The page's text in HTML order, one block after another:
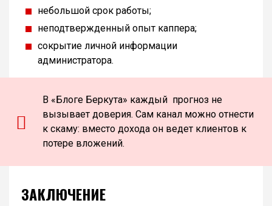
небольшой срок работы;
неподтвержденный опыт каппера;
сокрытие личной информации
администратора.
В «Блоге Беркута» каждый прогноз не
вызывает доверия. Сам канал можно отнести
к скаму: вместо дохода он ведет клиентов к
потере вложений.
ЗАКЛЮЧЕНИЕ